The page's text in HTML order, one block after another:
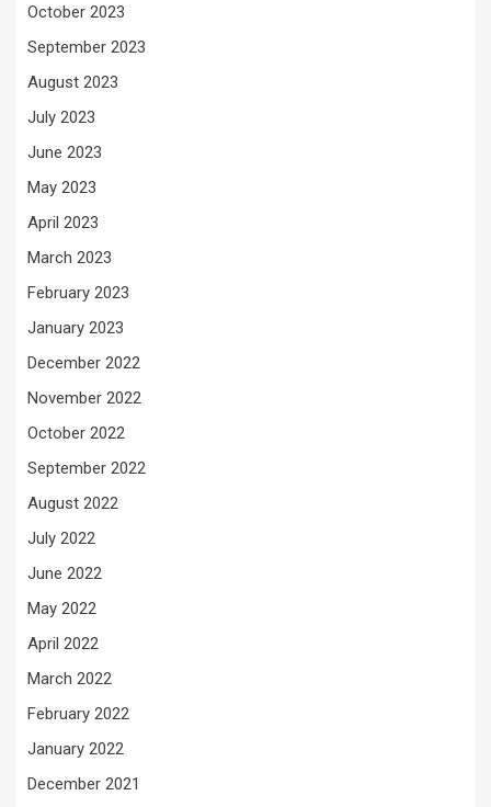
October 2023
September 2023
August 2023
July 2023
June 2023
May 2023
April 2023
March 2023
February 2023
January 2023
December 2022
November 2022
October 2022
September 2022
August 2022
July 2022
June 2022
May 2022
April 2022
March 2022
February 2022
January 2022
December 2021